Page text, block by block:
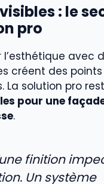
: le
pro
avec
créent des
La solution pro
pour une
.
finition
Un système